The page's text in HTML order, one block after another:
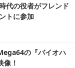
代の役者がフレンド
トに参加
の『バイオハ
！